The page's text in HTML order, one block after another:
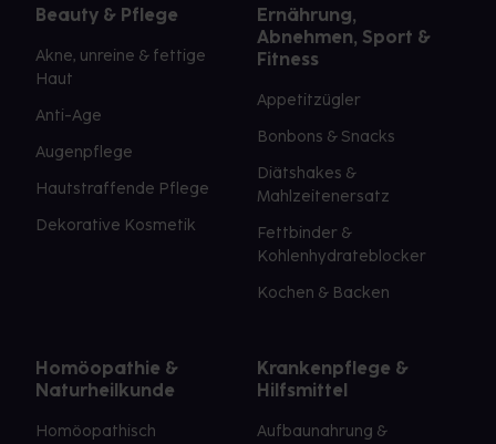
Beauty & Pflege
Akne, unreine & fettige
Haut
Anti-Age
Augenpflege
Hautstraffende Pflege
Dekorative Kosmetik
Ernährung,
Abnehmen, Sport &
Fitness
Appetitzügler
Bonbons & Snacks
Diätshakes &
Mahlzeitenersatz
Fettbinder &
Kohlenhydrateblocker
Kochen & Backen
Homöopathie &
Naturheilkunde
Homöopathisch
Krankenpflege &
Hilfsmittel
Aufbaunahrung &